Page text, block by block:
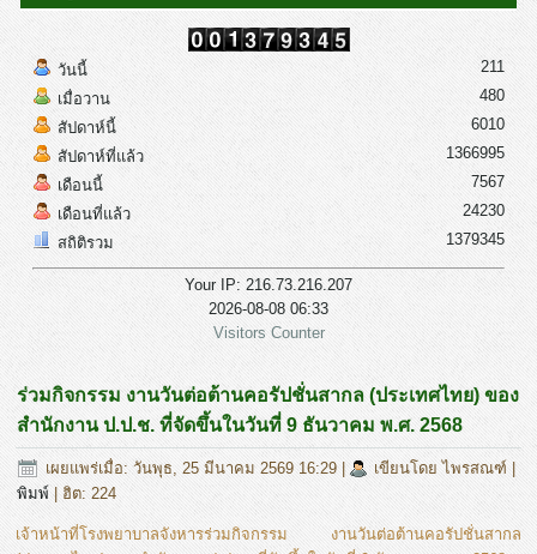
วันนี้
เมื่อวาน
สัปดาห์นี้
สัปดาห์ที่แล้ว
เดือนนี้
เดือนที่แล้ว
สถิติรวม
211
480
6010
1366995
7567
24230
1379345
Your IP: 216.73.216.207
2026-08-08 06:33
Visitors Counter
ร่วมกิจกรรม งานวันต่อต้านคอรัปชั่นสากล (ประเทศไทย) ของ
สำนักงาน ป.ป.ช. ที่จัดขึ้นในวันที่ 9 ธันวาคม พ.ศ. 2568
เผยแพร่เมื่อ: วันพุธ, 25 มีนาคม 2569 16:29 | เขียนโดย ไพรสณฑ์ |
พิมพ์| ฮิต: 224
เจ้าหน้าที่โรงพยาบาลจังหารร่วมกิจกรรม งานวันต่อต้านคอรัปชั่นสากล